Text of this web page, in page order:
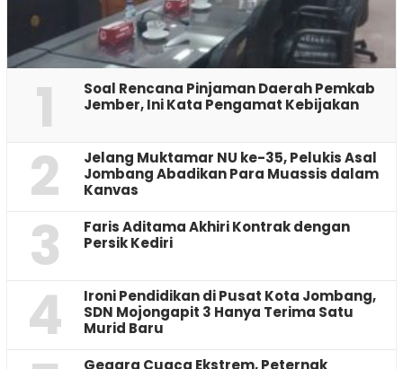
1
‎Soal Rencana Pinjaman Daerah Pemkab
Jember, Ini Kata Pengamat Kebijakan ‎
2
Jelang Muktamar NU ke-35, Pelukis Asal
Jombang Abadikan Para Muassis dalam
Kanvas
3
Faris Aditama Akhiri Kontrak dengan
Persik Kediri
4
Ironi Pendidikan di Pusat Kota Jombang,
SDN Mojongapit 3 Hanya Terima Satu
Murid Baru
‎Gegara Cuaca Ekstrem, Peternak